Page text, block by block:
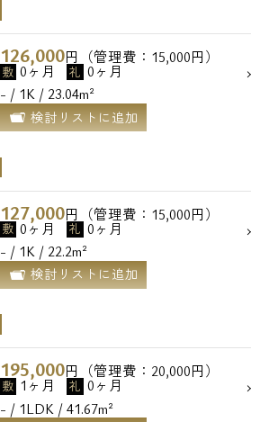
126,000円（管理費：15,000円）
敷 0ヶ月 礼 0ヶ月
- / 1K / 23.04m²
検討リストに追加
127,000円（管理費：15,000円）
敷 0ヶ月 礼 0ヶ月
- / 1K / 22.2m²
検討リストに追加
195,000円（管理費：20,000円）
敷 1ヶ月 礼 0ヶ月
- / 1LDK / 41.67m²